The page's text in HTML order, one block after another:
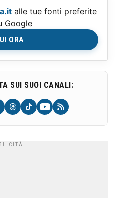
alle tue fonti preferite
Google
ORA
SUI SUOI CANALI: